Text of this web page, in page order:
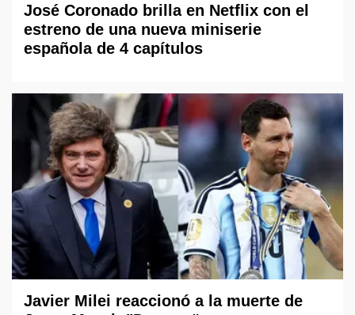
José Coronado brilla en Netflix con el
estreno de una nueva miniserie
española de 4 capítulos
Javier Milei reaccionó a la muerte de